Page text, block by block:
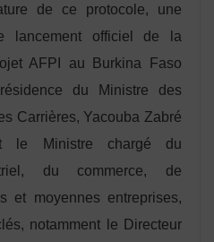
de ce protocole, une
lancement officiel de la
AFPI au Burkina Faso
du Ministre des
Carrières, Yacouba Zabré
le Ministre chargé du
du commerce, de
et moyennes entreprises,
notamment le Directeur